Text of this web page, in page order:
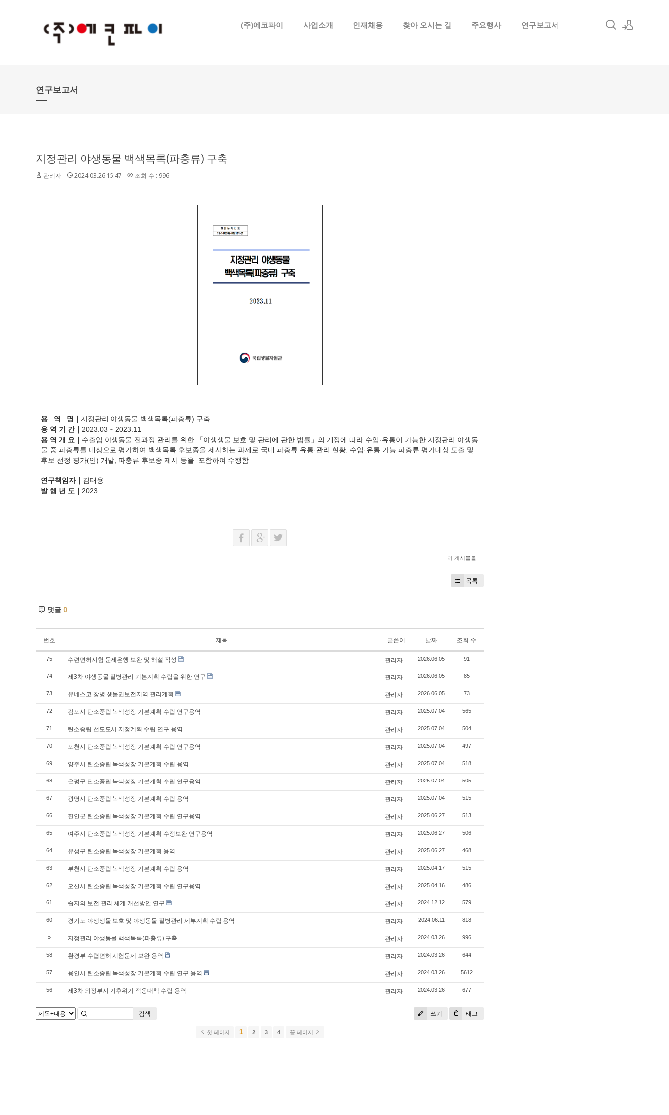
(주)에코파이 사업소개 인재채용 찾아 오시는 길 주요행사 연구보고서
연구보고서
지정관리 야생동물 백색목록(파충류) 구축
관리자 2024.03.26 15:47 조회 수 : 996
용 역 명
지정관리 야생동물 백색목록(파충류) 구축
용 역 기 간｜ 2023.03 ~ 2023.11
용 역 개 요
수출입 야생동물 전과정 관리를 위한 「야생생물 보호 및 관리에 관한 법률」의 개정에 따라 수입·유통이 가능한 지정관리 야생동
물 중 파충류를 대상으로 평가하여 백색목록 후보종을 제시하는 과제로 국내 파충류 유통·관리 현황, 수입·유통 가능 파충류 평가대상 도출 및
후보 선정 평가(안) 개발, 파충류 후보종 제시 등을 포함하여 수행함
연구책임자｜ 김태용
발 행 년 도
2023
이 게시물을
목록
댓글 0
번호 제목 글쓴이 날짜 조회 수
75 수련면허시험 문제은행 보완 및 해설 작성 관리자 2026.06.05 91
74 제3차 야생동물 질병관리 기본계획 수립을 위한 연구 관리자 2026.06.05 85
73 유네스코 창녕 생물권보전지역 관리계획 관리자 2026.06.05 73
72 김포시 탄소중립 녹색성장 기본계획 수립 연구용역 관리자 2025.07.04 565
71 탄소중립 선도도시 지정계획 수립 연구 용역 관리자 2025.07.04 504
70 포천시 탄소중립 녹색성장 기본계획 수립 연구용역 관리자 2025.07.04 497
69 양주시 탄소중립 녹색성장 기본계획 수립 용역 관리자 2025.07.04 518
68 은평구 탄소중립 녹색성장 기본계획 수립 연구용역 관리자 2025.07.04 505
67 광명시 탄소중립 녹색성장 기본계획 수립 용역 관리자 2025.07.04 515
66 진안군 탄소중립 녹색성장 기본계획 수립 연구용역 관리자 2025.06.27 513
65 여주시 탄소중립 녹색성장 기본계획 수정보완 연구용역 관리자 2025.06.27 506
64 유성구 탄소중립 녹색성장 기본계획 용역 관리자 2025.06.27 468
63 부천시 탄소중립 녹색성장 기본계획 수립 용역 관리자 2025.04.17 515
62 오산시 탄소중립 녹색성장 기본계획 수립 연구용역 관리자 2025.04.16 486
61 습지의 보전 관리 체계 개선방안 연구 관리자 2024.12.12 579
60 경기도 야생생물 보호 및 야생동물 질병관리 세부계획 수립 용역 관리자 2024.06.11 818
» 지정관리 야생동물 백색목록(파충류) 구축 관리자 2024.03.26 996
58 환경부 수렵면허 시험문제 보완 용역 관리자 2024.03.26 644
57 용인시 탄소중립 녹색성장 기본계획 수립 연구 용역 관리자 2024.03.26 5612
56 제3차 의정부시 기후위기 적응대책 수립 용역 관리자 2024.03.26 677
쓰기 태그
검색
첫 페이지 1 2 3 4 끝 페이지